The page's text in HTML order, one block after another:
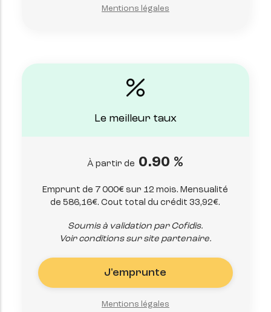
Mentions légales
Le meilleur taux
À partir de 0.90 %
Emprunt de 7 000€ sur 12 mois. Mensualité
de 586,16€. Cout total du crédit 33,92€.
Soumis à validation par Cofidis.
Voir conditions sur site partenaire.
J'emprunte
Mentions légales